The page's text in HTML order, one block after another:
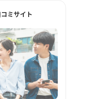
ミサイト